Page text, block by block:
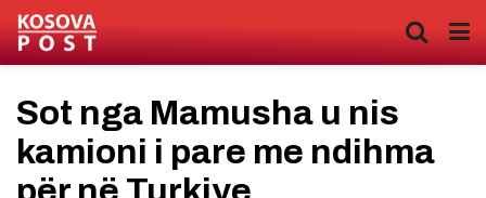
Sot nga Mamusha u nis
kamioni i pare me ndihma